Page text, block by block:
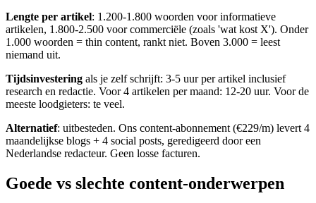
Lengte per artikel: 1.200-1.800 woorden voor informatieve
artikelen, 1.800-2.500 voor commerciële (zoals 'wat kost X'). Onder
1.000 woorden = thin content, rankt niet. Boven 3.000 = leest
niemand uit.
Tijdsinvestering als je zelf schrijft: 3-5 uur per artikel inclusief
research en redactie. Voor 4 artikelen per maand: 12-20 uur. Voor de
meeste loodgieters: te veel.
Alternatief: uitbesteden. Ons content-abonnement (€229/m) levert 4
maandelijkse blogs + 4 social posts, geredigeerd door een
Nederlandse redacteur. Geen losse facturen.
Goede vs slechte content-onderwerpen